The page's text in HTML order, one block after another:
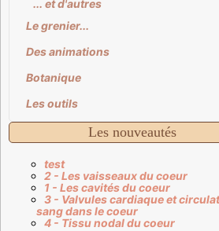
... et d'autres
Le grenier...
Des animations
Botanique
Les outils
Les nouveautés
test
2 - Les vaisseaux du coeur
1 - Les cavités du coeur
3 - Valvules cardiaque et
sang dans le coeur
4 - Tissu nodal du coeur